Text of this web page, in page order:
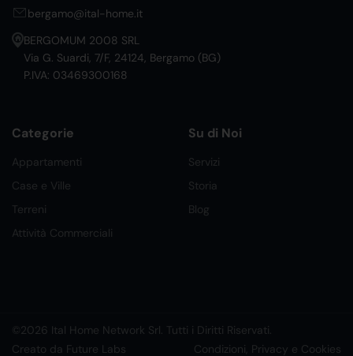
bergamo@ital-home.it
BERGOMUM 2008 SRL
Via G. Suardi, 7/F, 24124, Bergamo (BG)
P.IVA: 03469300168
Categorie
Appartamenti
Case e Ville
Terreni
Attività Commerciali
Su di Noi
Servizi
Storia
Blog
©2026 Ital Home Network Srl. Tutti i Diritti Riservati.
Creato da Future Labs
Condizioni, Privacy e Cookies